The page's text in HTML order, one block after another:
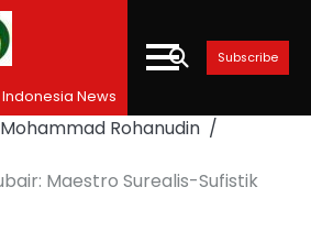
News
Subscribe
Mohammad Rohanudin
Maestro Surealis-Sufistik